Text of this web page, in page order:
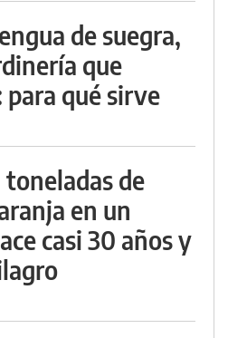
de suegra,
que
qué sirve
de
en un
casi 30 años y